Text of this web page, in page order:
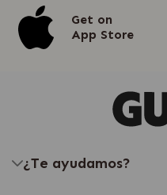
Get on
App Store
¿Te ayudamos?